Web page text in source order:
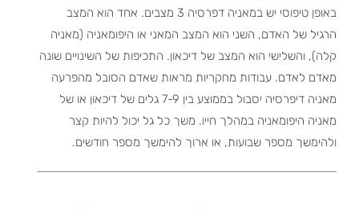
באופן טיפוסי יש במאניה דפרסיה 3 מצבים. אחד הוא המצב
הרגיל של האדם, השני הוא המצב המאני או היפומאניה (מאניה
קלה), והשלישי הוא המצב של דיכאון. התכיפות של השינויים שונה
מאדם לאדם. עבודות מחקריות מראות שאדם הסובל מהפרעה
מאניה דיפרסיה יסבול בממוצע בין 7-9 גלים של דיכאון או של
מאניה היפומאניה במהלך חייו. משך כל גל יכול להיות קצר
ולהימשך מספר שבועות, או ארוך להימשך מספר חודשים.